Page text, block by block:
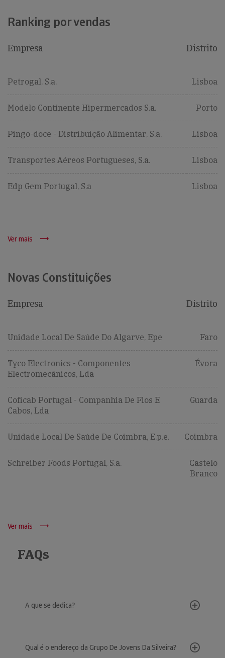
Ranking por vendas
Empresa Distrito
Petrogal, S.a. Lisboa
Modelo Continente Hipermercados S.a. Porto
Pingo-doce - Distribuição Alimentar, S.a. Lisboa
Transportes Aéreos Portugueses, S.a. Lisboa
Edp Gem Portugal, S.a Lisboa
Ver mais
Novas Constituições
Empresa Distrito
Unidade Local De Saúde Do Algarve, Epe Faro
Tyco Electronics - Componentes
Electromecânicos, Lda
Évora
Coficab Portugal - Companhia De Fios E
Cabos, Lda
Guarda
Unidade Local De Saúde De Coimbra, E.p.e. Coimbra
Schreiber Foods Portugal, S.a.
Castelo
Branco
Ver mais
FAQs
A que se dedica?
Qual é o endereço da Grupo De Jovens Da Silveira?